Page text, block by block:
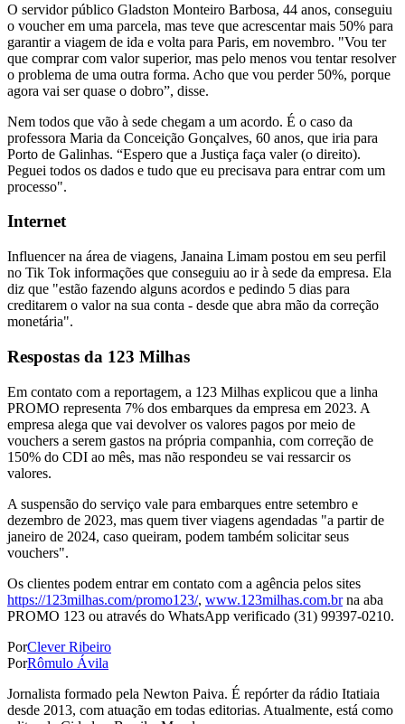
O servidor público Gladston Monteiro Barbosa, 44 anos, conseguiu
o voucher em uma parcela, mas teve que acrescentar mais 50% para
garantir a viagem de ida e volta para Paris, em novembro. "Vou ter
que comprar com valor superior, mas pelo menos vou tentar resolver
o problema de uma outra forma. Acho que vou perder 50%, porque
agora vai ser quase o dobro”, disse.
Nem todos que vão à sede chegam a um acordo. É o caso da
professora Maria da Conceição Gonçalves, 60 anos, que iria para
Porto de Galinhas. “Espero que a Justiça faça valer (o direito).
Peguei todos os dados e tudo que eu precisava para entrar com um
processo".
Internet
Influencer na área de viagens, Janaina Limam postou em seu perfil
no Tik Tok informações que conseguiu ao ir à sede da empresa. Ela
diz que "estão fazendo alguns acordos e pedindo 5 dias para
creditarem o valor na sua conta - desde que abra mão da correção
monetária".
Respostas da 123 Milhas
Em contato com a reportagem, a 123 Milhas explicou que a linha
PROMO representa 7% dos embarques da empresa em 2023. A
empresa alega que vai devolver os valores pagos por meio de
vouchers a serem gastos na própria companhia, com correção de
150% do CDI ao mês, mas não respondeu se vai ressarcir os
valores.
A suspensão do serviço vale para embarques entre setembro e
dezembro de 2023, mas quem tiver viagens agendadas "a partir de
janeiro de 2024, caso queiram, podem também solicitar seus
vouchers".
Os clientes podem entrar em contato com a agência pelos sites
https://123milhas.com/promo123/, www.123milhas.com.brna aba
PROMO 123 ou através do WhatsApp verificado (31) 99397-0210.
PorClever Ribeiro
PorRômulo Ávila
Jornalista formado pela Newton Paiva. É repórter da rádio Itatiaia
desde 2013, com atuação em todas editorias. Atualmente, está como